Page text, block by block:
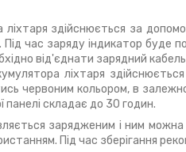
ліхтаря здійснюється за
час заряду індикатор буде
від'єднати зарядний кабель
ліхтаря
червоним кольором, в
панелі складає до 30 годин.
зарядженим і ним
Під час зберігання